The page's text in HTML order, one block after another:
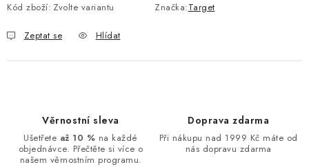
Kód zboží: Zvolte variantu Značka:Target
Zeptat se Hlídat
Věrnostní sleva
Ušetřete až 10 % na každé
objednávce. Přečtěte si více o
našem věrnostním programu.
Doprava zdarma
Při nákupu nad 1999 Kč máte od
nás dopravu zdarma